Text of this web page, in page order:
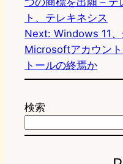
ト、テレキネシス
Next: Windows 11
Microsoftアカウン
トールの終焉か
検索